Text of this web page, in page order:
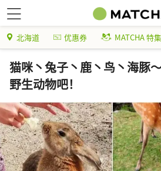
北海道 优惠券 MATCHA 特集
猫咪丶兔子丶鹿丶鸟丶海豚
野生动物吧！